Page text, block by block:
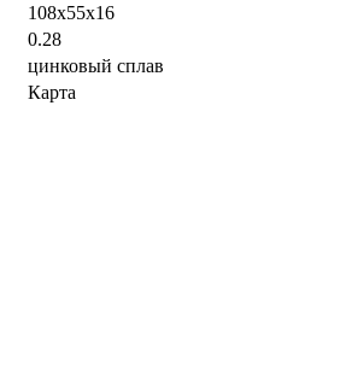
108x55x16
0.28
цинковый сплав
Карта